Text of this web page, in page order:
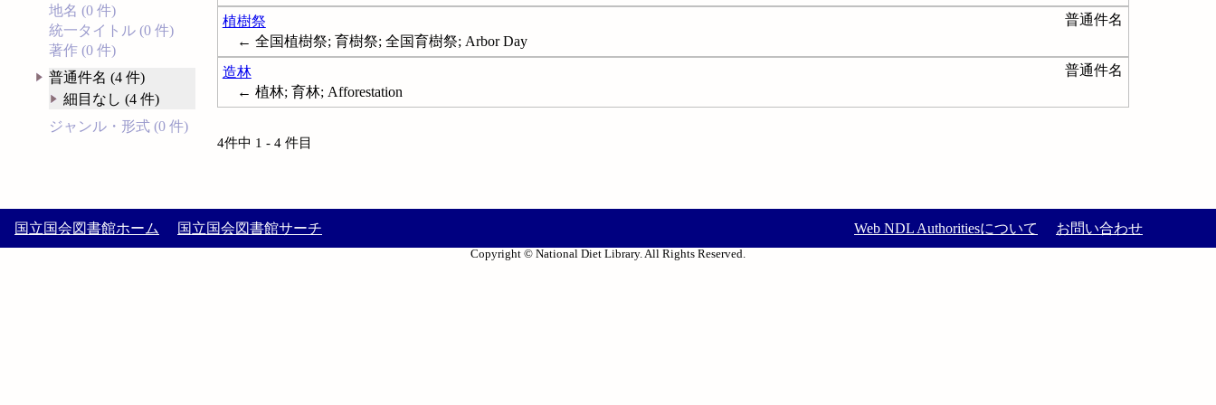
地名 (0 件)
統一タイトル (0 件)
著作 (0 件)
普通件名 (4 件)
細目なし (4 件)
ジャンル・形式 (0 件)
植樹祭
普通件名
← 全国植樹祭; 育樹祭; 全国育樹祭; Arbor Day
造林
普通件名
← 植林; 育林; Afforestation
4件中 1 - 4 件目
国立国会図書館ホーム 国立国会図書館サーチ Web NDL Authoritiesについて お問い合わせ
Copyright © National Diet Library. All Rights Reserved.